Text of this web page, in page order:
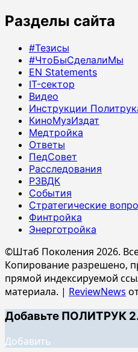
Разделы сайта
#Тезисы
#ЧтоБыСделалиМы
EN Statements
IT-сектор
Видео
Инструкции
КиноМузИздат
Медтройка
Ответы
ПедСовет
Расследования
РЗВДК
События
Стратегические
Финтройка
Энерготройка
©Штаб Поколения 2026.
Копирование разрешено,
прямой индексируемой
материала. | ReviewNews
Добавьте ПОЛИТРУК
Добавить